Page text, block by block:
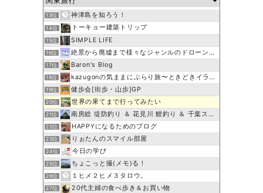
13位 神津島を知ろう！
14位 トーキョー建築トリップ
15位 SIMPLE LIFE
16位 絶景から廃墟まで様々なジャンルのドローン映像をお届けします。
17位 Baron's Blog
18位 kazugonの気ままにぶらり旅〜ときどきイラスト
19位 健歩会[街歩・山歩]GP
20位 世界の果てまで行ってみたい
21位 南房総 堤防釣り ＆ 花見川 鯉釣り ＆ 千葉スポット巡り
22位 HAPPYになるためのブログ
23位 りぉたんのスマイル部屋
24位 今日の学び
25位 ちょこっと撮(メモ)る！
26位 １ヒメ２ヒメ３タロウ。
27位 20代主婦の食べ歩き＆お買い物